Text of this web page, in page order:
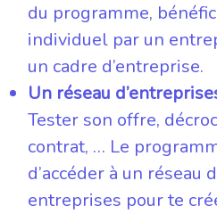
du programme,
individuel par un
un cadre d’entreprise.
Un réseau
Tester son offre,
contrat, … Le
d’accéder à un réseau
entreprises pour te